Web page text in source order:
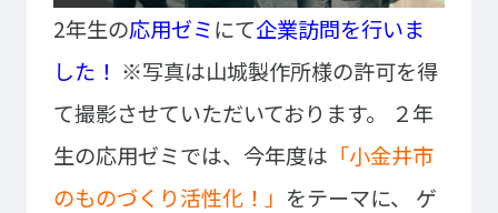
こども科
東京エアトラベル・ホテル専門学校
英語キャリア科
ホテル科
ブライダル科
エアラインサービス科
観光・ツーリズム科
鉄道交通科
大学併修学科/研究科
2年生の応用ゼミにて企業訪問を行いま
した！ ※写真は山城製作所様の許可を得
て撮影させていただいております。
２年
生の応用ゼミでは、今年度は 「小金井市
のものづくり活性化！」 をテーマに、
ゲ